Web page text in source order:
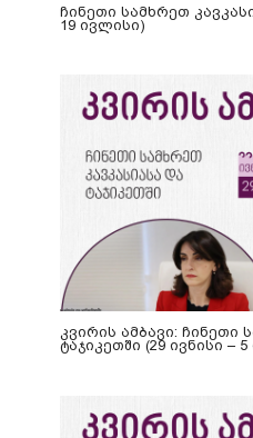
ჩინეთი სამხრეთ
19 ივლისი)
კვირის ამბავი: ჩინეთი
ტაჯიკეთში (29 ივნისი –